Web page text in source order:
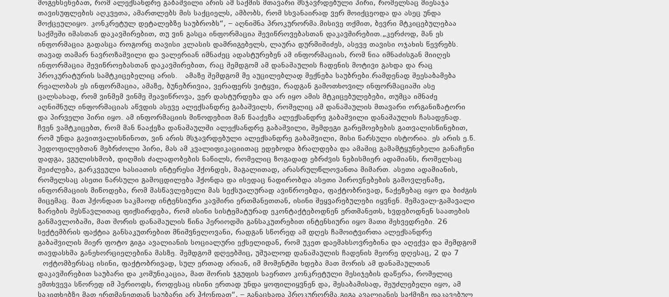
მოგეხსენებათ, რომ ალექსანდრე გაბაშვილი არის ამ საქმის მთავარი მსჯავრდებული პირი, რომელსაც მიესაჯა
თავისუფლების აღკვეთა, ამართლებს მის საქციელს, ამბობს, რომ სხვანაირად ვერ მოიქცეოდა და ასეც უნდა
მოქცეულიყო. კონკრეტულ დეტალებზე საუბრობს“, – აღნიშნა პროკურორმა.მისივე თქმით, ბევრი მტკიცებულებაა
საქმეში იმასთან დაკავშირებით, თუ ვინ გასცა ინფორმაცია შევიწროვებასთან დაკავშირებით.„კერძოდ, მან ეს
ინფორმაცია გადასცა როგორც თავისი კლასის დამრიგებელს, ლაურა დურმიშიძეს, ასევე თავისი ოჯახის წევრებს.
თავად თამარ ნავროზაშვილი და ვალერიან იმნაძეც ადასტურებენ ამ ინფორმაციას, რომ ნია იმნაძისგან მიიღეს
ინფორმაცია შევიწროებასთან დაკავშირებით, რაც შემდგომ ამ დანაშაულის ჩადენის მოტივი გახდა და რაც
პროკურატურის სამტკიცებელიც არის. ამაზე შემდგომ მე აუცილებლად მექნება საუბრები.რამდენად შეესაბამება
რეალობას ეს ინფორმაცია, ამაზე, ბუნებრივია, ვერაფერს ვიტყვი, რადგან გამოთხოვილ ინფორმაციაში ასე
ცალსახად, რომ ვინმემ ვინმე შეავიწროვა, ვერ დასტურდება და არ იყო ამის მტკიცებულებები, თუმცა იმნაძე
აღნიშნულ ინფორმაციას აწვდის ასევე ალექსანდრე გაბაშვილს, რომელიც ამ დანაშაულის მთავარი ორგანიზატორი
და პირველი პირი იყო. ამ ინფორმაციის მიწოდებით მან წააქეზა ალექსანდრე გაბაშვილი დანაშაულის ჩასადენად.
ჩვენ ვამტკიცებთ, რომ მან წააქეზა დანაშაულში ალექსანდრე გაბაშვილი, შემდეგი გარემოებების გათვალისწინებით,
რომ უნდა გავითვალისწინოთ, ვინ არის მსჯავრდებული ალექსანდრე გაბაშვილი, მისი წარსული ისტორია. ეს არის ე.წ.
პედოფილებთან მებრძოლი პირი, მას ამ კვალიფიკაციითაც ედებოდა ბრალდება და ამაშიც გამამტყუნებელი განაჩენი
დადგა, ვგულისხმობ, დიღმის ძალადობების ნაწილს, რომელიც ზოგადად ებრძვის ნებისმიერ ადამიანს, რომელსაც
შეიძლება, გარკვეული ხასიათის ინტერესი ჰქონდეს, მაგალითად, არასრულწლოვანთა მიმართ. ასეთი ადამიანის,
რომელსაც ასეთი წარსული გამოცდილება ჰქონდა და ისედაც ნადირობდა ასეთი პიროვნებების გამოვლენაზე,
ინფორმაციის მიწოდება, რომ მასწავლებელი მას სექსუალურად ავიწროებდა, ფაქტობრივად, წაქეზებაც იყო და ბიძგის
მიცემაც. მათ ჰქონდათ საკმაოდ ინტენსიური კავშირი ერთმანეთთან, ისინი შეყვარებულები იყვნენ. შემავალ-გამავალი
ზარების შესწავლითაც ფიქსირდება, რომ ისინი სისტემატურად ეკონტაქტებოდნენ ერთმანეთს, ხვდებოდნენ საათების
განმავლობაში, მათ შორის დანაშაულის წინა პერიოდში განსაკუთრებით ინტენსიური იყო მათი შეხვედრები. 26
სექტემბრის ფაქტია განსაკუთრებით მნიშვნელოვანი, რადგან სწორედ ამ დღეს ჩამოიტვირთა ალექსანდრე
გაბაშვილის მიერ ფოტო გიგა ავალიანის სოციალური ექსელიდან, რომ უკეთ დაემახსოვრებინა და აღექვა და შემდგომ
თავდასხმა განეხორციელებინა მასზე. შემდგომ დღეებშიც, უშუალოდ დანაშაულის ჩადენის მეორე დღესაც, 2 და 7
ოქტომბერსაც ისინი, ფაქტობრივად, სულ ერთად არიან, იმ მომენტში ხდება მათ შორის ამ დანაშაულთან
დაკავშირებით საუბარი და კომუნიკაცია, მათ შორის ჯგუფის საერთო კონკრეტული მესიჯების დაწერა, რომელიც
ემთხვევა სწორედ იმ პერიოდს, როდესაც ისინი ერთად უნდა ყოფილიყვნენ და, შესაბამისად, შეუძლებელი იყო, ამ